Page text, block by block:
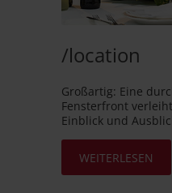
/location
Großartig: Eine
Fensterfront
Einblick und
WEITERLESEN